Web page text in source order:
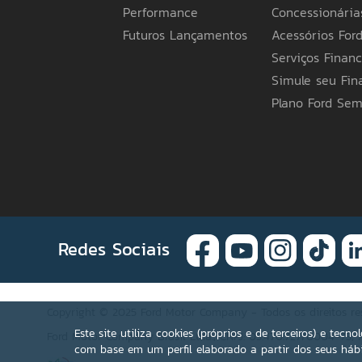
indicar outra base de faturamento),
com a Legislação Tributária Estadual do
de sua preferência para mais informações.
itens apresentados poderão não estar
especificações e preços de seus produtos
em obrigações ou responsabilidades de
Ford pelo telefone 0800 703 3673 ou a
Este site utiliza cookies (próprios e de terceiros) e
com base em um perfil elaborado a partir dos seus
Performance
Futuros Lançamentos
Acessórios Ford
Serviços
Simule seu
Plano Ford
Redes Sociais
Ford Motor Company Brasil Ltda.; CNPJ: 03.470.727/0004-